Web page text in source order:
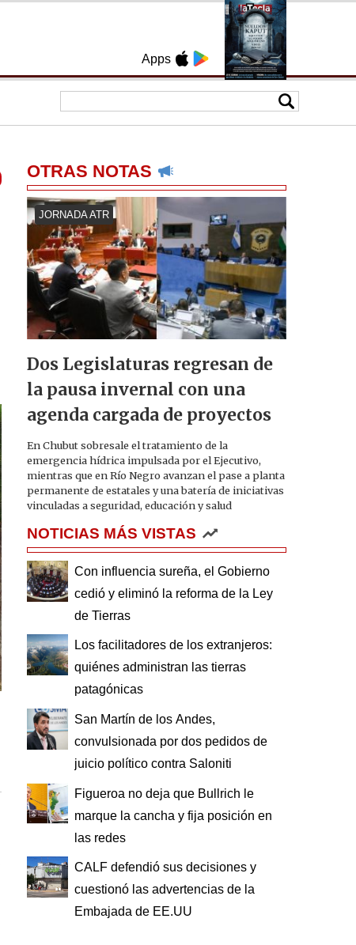
Apps
OTRAS NOTAS
JORNADA ATR
Dos Legislaturas regresan de
la pausa invernal con una
agenda cargada de proyectos
En Chubut sobresale el tratamiento de la
emergencia hídrica impulsada por el Ejecutivo,
mientras que en Río Negro avanzan el pase a planta
permanente de estatales y una batería de iniciativas
vinculadas a seguridad, educación y salud
NOTICIAS MÁS VISTAS
Con influencia sureña, el Gobierno
cedió y eliminó la reforma de la Ley
de Tierras
Los facilitadores de los extranjeros:
quiénes administran las tierras
patagónicas
San Martín de los Andes,
convulsionada por dos pedidos de
juicio político contra Saloniti
Figueroa no deja que Bullrich le
marque la cancha y fija posición en
las redes
CALF defendió sus decisiones y
cuestionó las advertencias de la
Embajada de EE.UU